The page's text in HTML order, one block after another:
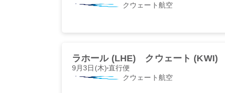
クウェート航空
ラホール (LHE) クウェート (KWI)
9月3日(木) 直行便
クウェート航空